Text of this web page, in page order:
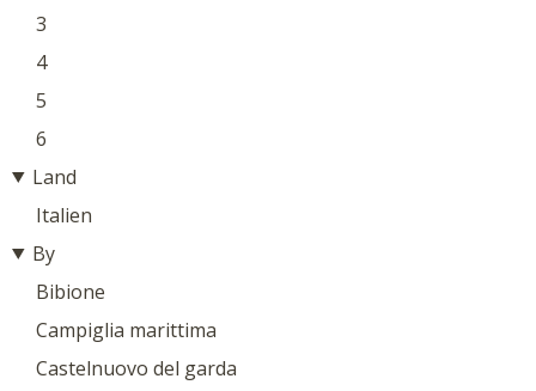
3
4
5
6
Land
Italien
By
Bibione
Campiglia marittima
Castelnuovo del garda